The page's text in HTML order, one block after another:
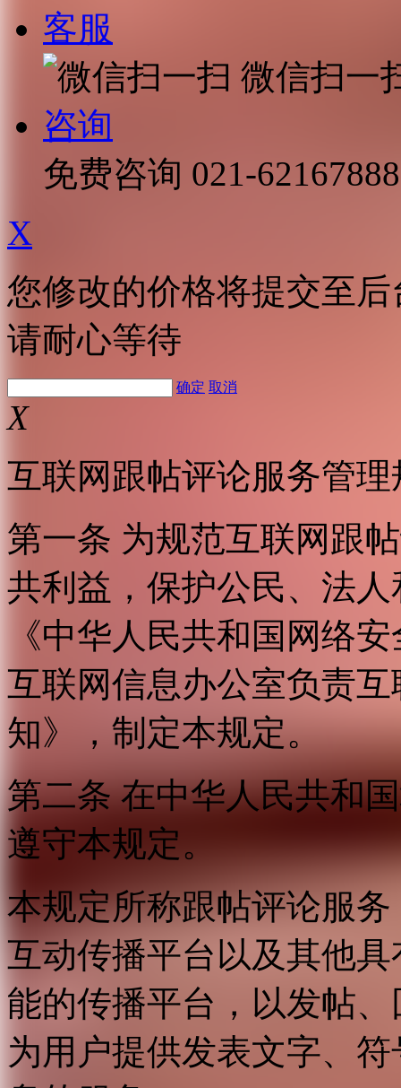
客服
微信扫一
咨询
免费咨询 021-62167888
X
您修改的价格将提交至
请耐心等待
确定 取消
X
互联网跟帖评论服务管理
第一条 为规范互联网跟
共利益，保护公民、法
《中华人民共和国网络
互联网信息办公室负责
知》，制定本规定。
第二条 在中华人民共和
遵守本规定。
本规定所称跟帖评论服
互动传播平台以及其他
能的传播平台，以发帖
为用户提供发表文字、